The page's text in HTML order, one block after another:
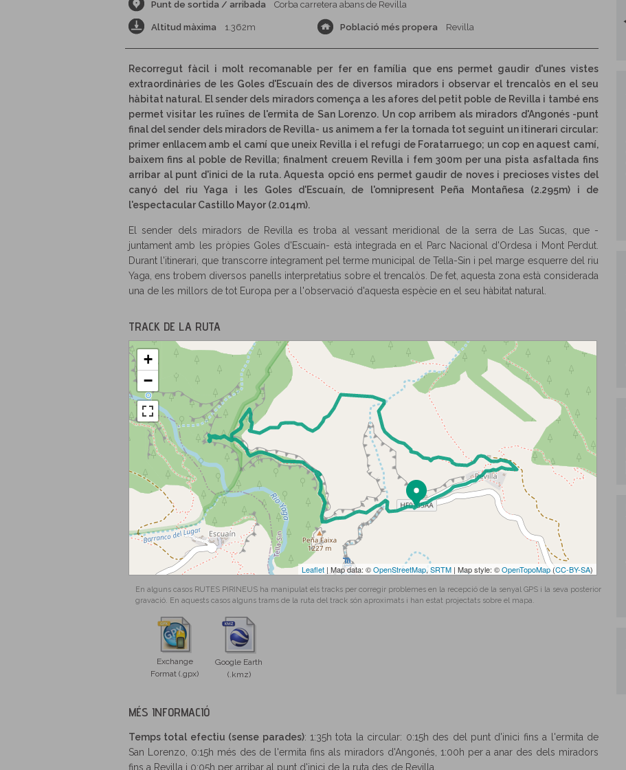
Punt de sortida / arribada
Corba carretera abans de Revilla
Altitud màxima 1.362m Població més propera Revilla
Recorregut fàcil i molt recomanable per fer en família que ens permet gaudir d'unes vistes
extraordinàries de les Goles d'Escuaín des de diversos miradors i observar el trencalòs en el seu
hàbitat natural. El sender dels miradors comença a les afores del petit poble de Revilla i també ens
permet visitar les ruïnes de l'ermita de San Lorenzo. Un cop arribem als miradors d'Angonés -punt
final del sender dels miradors de Revilla- us animem a fer la tornada tot seguint un itinerari circular:
primer enllacem amb el camí que uneix Revilla i el refugi de Foratarruego; un cop en aquest camí,
baixem fins al poble de Revilla; finalment creuem Revilla i fem 300m per una pista asfaltada fins
arribar al punt d'inici de la ruta. Aquesta opció ens permet gaudir de noves i precioses vistes del
canyó del riu Yaga i les Goles d'Escuaín, de l'omnipresent Peña Montañesa (2.295m) i de
l'espectacular Castillo Mayor (2.014m).
El sender dels miradors de Revilla es troba al vessant meridional de la serra de Las Sucas, que -
juntament amb les pròpies Goles d'Escuaín- està integrada en el Parc Nacional d'Ordesa i Mont Perdut.
Durant l'itinerari, que transcorre íntegrament pel terme municipal de Tella-Sin i pel marge esquerre del riu
Yaga, ens trobem diversos panells interpretatius sobre el trencalòs. De fet, aquesta zona està considerada
una de les millors de tot Europa per a l'observació d'aquesta espècie en el seu hàbitat natural.
TRACK DE LA RUTA
+
−
Leaflet | Map data: ©OpenStreetMap,SRTM | Map style: ©OpenTopoMap (CC-BY-SA)
En alguns casos RUTES PIRINEUS ha manipulat els tracks per corregir problemes en la recepció de la senyal GPS i la seva posterior
gravació. En aquests casos alguns trams de la ruta del track són aproximats i han estat projectats sobre el mapa.
Exchange
Format (.gpx)
Google Earth
(.kmz)
MÉS INFORMACIÓ
Temps total efectiu (sense parades): 1:35h tota la circular: 0:15h des del punt d'inici fins a l'ermita de
San Lorenzo, 0:15h més des de l'ermita fins als miradors d'Angonés, 1:00h per a anar des dels miradors
fins a Revilla i 0:05h per arribar al punt d'inici de la ruta des de Revilla.